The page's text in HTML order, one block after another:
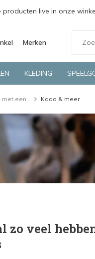
producten live in onze
Merken
KLEDING
een... Kado & meer
zo veel